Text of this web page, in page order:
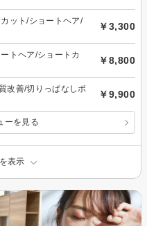
ット/ショートヘア/
￥3,300
トヘア/ショートカ
￥8,800
改善/切りっぱなしボ
￥9,900
ーを見る
表示